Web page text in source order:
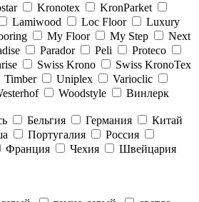
Kronotex
KronParket
Lamiwood Loc Floor
Luxury
My Floor My Step
Next
Parador Peli
Proteco
Swiss Krono
Swiss KronoTex
Timber Uniplex
Varioclic
Woodstyle
Винлерк
Бельгия Германия
Китай
Португалия
Россия
Франция Чехия
Швейцария